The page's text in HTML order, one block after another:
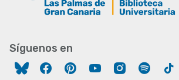
Síguenos en
FacebookPinterestYouTubeInstagram
Spotify